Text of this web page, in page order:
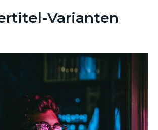
Varianten